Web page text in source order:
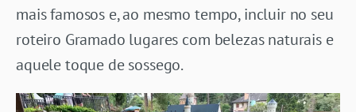
mais famosos e, ao mesmo tempo, incluir no seu
roteiro Gramado lugares com belezas naturais e
aquele toque de sossego.